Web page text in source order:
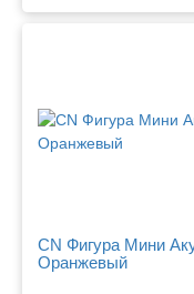
CN Фигура Мини
Оранжевый